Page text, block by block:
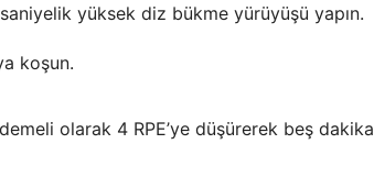
yüksek diz bükme yürüyüşü yapın.
koşun.
olarak 4 RPE’ye düşürerek beş dakika